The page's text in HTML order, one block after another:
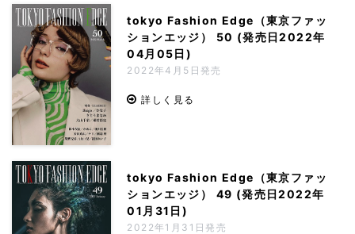
tokyo Fashion Edge（東京ファッ
ションエッジ） 50 (発売日2022年
04月05日)
2022年4月5日発売
詳しく見る
tokyo Fashion Edge（東京ファッ
ションエッジ） 49 (発売日2022年
01月31日)
2022年1月31日発売